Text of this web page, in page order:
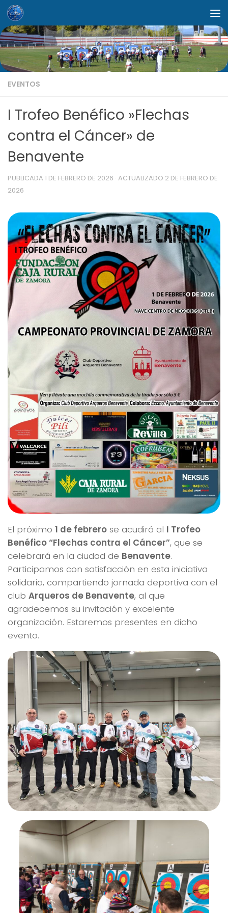
Saltar al contenido
EVENTOS
I Trofeo Benéfico »Flechas
contra el Cáncer» de
Benavente
PUBLICADA 1 DE FEBRERO DE 2026 · ACTUALIZADO 2 DE FEBRERO DE
2026
El próximo 1 de febrero se acudirá al I Trofeo
Benéfico “Flechas contra el Cáncer”, que se
celebrará en la ciudad de Benavente.
Participamos con satisfacción en esta iniciativa
solidaria, compartiendo jornada deportiva con el
club Arqueros de Benavente, al que
agradecemos su invitación y excelente
organización. Estaremos presentes en dicho
evento.